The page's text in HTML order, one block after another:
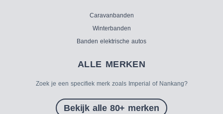
Caravanbanden
Winterbanden
Banden elektrische autos
ALLE MERKEN
Zoek je een specifiek merk zoals Imperial of Nankang?
Bekijk alle 80+ merken